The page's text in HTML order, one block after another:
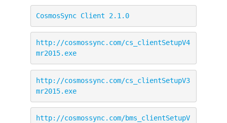
CosmosSync Client 2.1.0
http://cosmossync.com/cs_clientSetupV4
mr2015.exe
http://cosmossync.com/cs_clientSetupV3
mr2015.exe
http://cosmossync.com/bms_clientSetupV